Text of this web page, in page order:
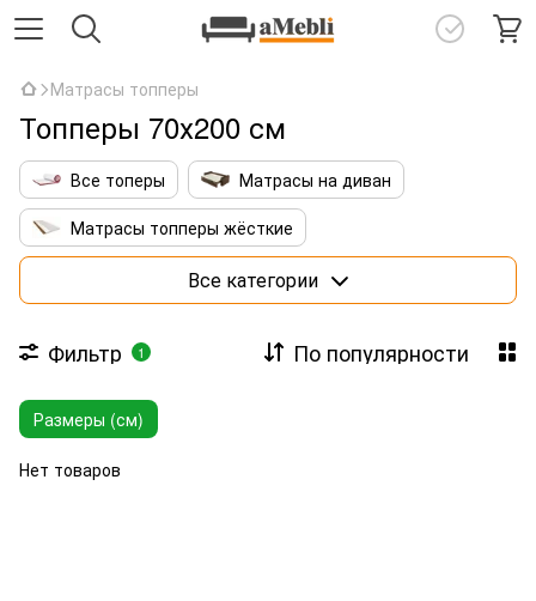
Матрасы топперы
Топперы 70х200 см
Все топеры
Матрасы на диван
Матрасы топперы жёсткие
Матрасы топперы с кокосовой койрой
Матрасы топперы 140х190
Матрасы топперы 160х190
Матрасы топперы 160х200
Все категории
Фильтр 1 По популярности
Размеры (см)
Нет товаров